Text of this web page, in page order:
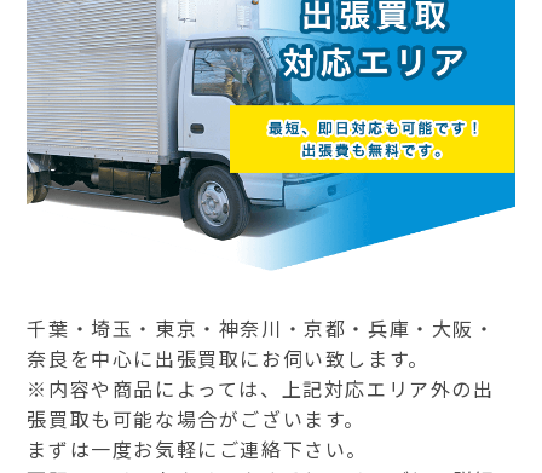
千葉・埼玉・東京・神奈川・京都・兵庫・大阪・
奈良を中心に出張買取にお伺い致します。
※内容や商品によっては、上記対応エリア外の出
張買取も可能な場合がございます。
まずは一度お気軽にご連絡下さい。